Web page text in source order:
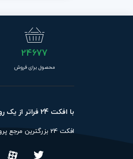
24677
محصول برای فروش
با افکت 24 فراتر از یک رویا
افکت 24 بزرگترین مرجع پروژه های گرافیکی در ایران